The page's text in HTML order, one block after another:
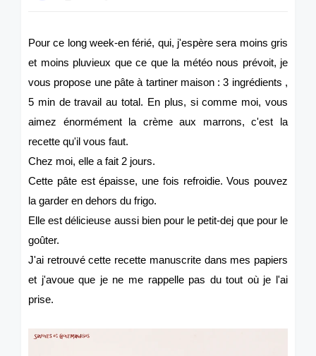
Pour ce long week-en férié, qui, j'espère sera moins gris
et moins pluvieux que ce que la météo nous prévoit, je
vous propose une pâte à tartiner maison : 3 ingrédients ,
5 min de travail au total. En plus, si comme moi, vous
aimez énormément la crème aux marrons, c'est la
recette qu'il vous faut.
Chez moi, elle a fait 2 jours.
Cette pâte est épaisse, une fois refroidie. Vous pouvez
la garder en dehors du frigo.
Elle est délicieuse aussi bien pour le petit-dej que pour le
goûter.
J'ai retrouvé cette recette manuscrite dans mes papiers
et j'avoue que je ne me rappelle pas du tout où je l'ai
prise.